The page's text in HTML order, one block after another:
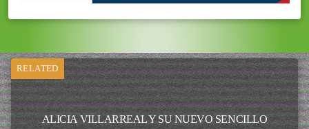
RELATED
ALICIA VILLARREAL Y SU NUEVO SENCILLO